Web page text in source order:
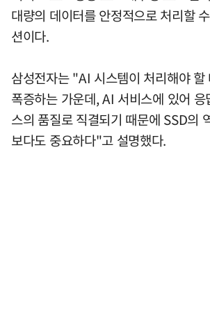
대량의 데이터를 안정적으로 처리할
션이다.
삼성전자는 "AI 시스템이 처리해야 할
폭증하는 가운데, AI 서비스에 있어
스의 품질로 직결되기 때문에 SSD의
보다도 중요하다"고 설명했다.